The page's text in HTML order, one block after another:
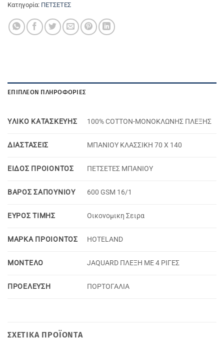
Κατηγορία: ΠΕΤΣΕΤΕΣ
ΕΠΙΠΛΈΟΝ ΠΛΗΡΟΦΟΡΊΕΣ
YΛΙΚΟ KΑΤΑΣΚΕΥΗΣ 100% COTTON-MONOΚΛΩΝΗΣ ΠΛΕΞΗΣ
ΔΙΑΣΤΑΣΕΙΣ ΜΠΑΝΙΟΥ ΚΛΑΣΣΙΚΗ 70 Χ 140
ΕΙΔΟΣ ΠΡΟΙΟΝΤΟΣ ΠΕΤΣΕΤΕΣ ΜΠΑΝΙΟΥ
ΒΑΡΟΣ ΣΑΠΟΥΝΙΟΥ 600 GSM 16/1
ΕΥΡΟΣ ΤΙΜΗΣ Oικονομικη Σειρα
ΜΑΡΚΑ ΠΡΟΙΟΝΤΟΣ HOTELAND
MOΝΤΕΛΟ JAQUARD ΠΛΕΞΗ ΜΕ 4 ΡΙΓΕΣ
ΠΡΟΕΛΕΥΣΗ ΠΟΡΤΟΓΑΛΙΑ
ΣΧΕΤΙΚΆ ΠΡΟΪΌΝΤΑ